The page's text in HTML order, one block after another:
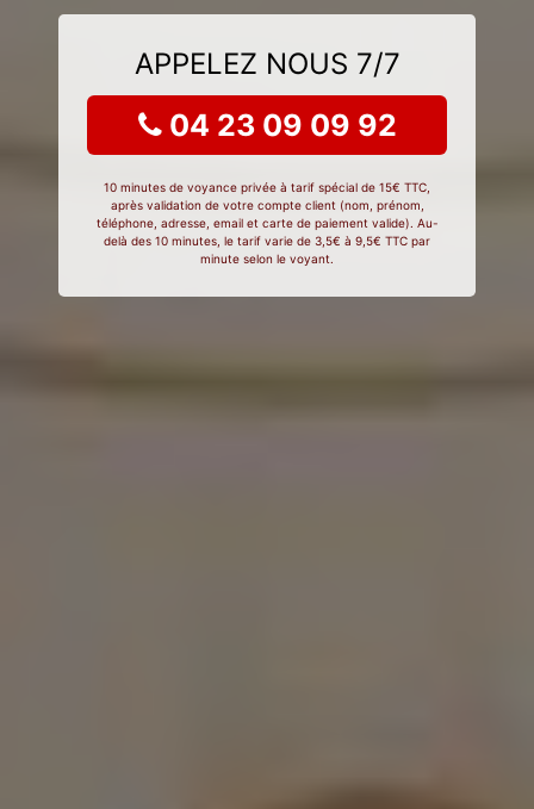
APPELEZ NOUS 7/7
04 23 09 09 92
10 minutes de voyance privée à tarif spécial de 15€ TTC,
après validation de votre compte client (nom, prénom,
téléphone, adresse, email et carte de paiement valide). Au-
delà des 10 minutes, le tarif varie de 3,5€ à 9,5€ TTC par
minute selon le voyant.